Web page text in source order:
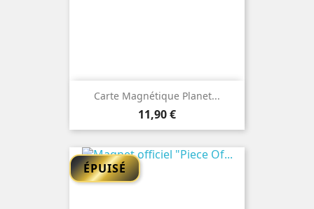
Carte Magnétique Planet...
Prix
11,90 €
ÉPUISÉ